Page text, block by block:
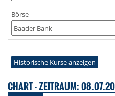
Börse
Historische Kurse anzeigen
CHART - ZEITRAUM: